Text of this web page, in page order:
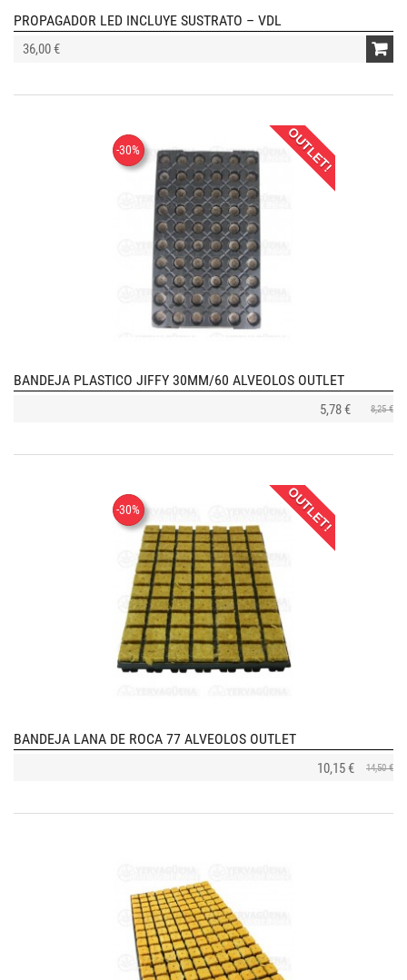
PROPAGADOR LED INCLUYE SUSTRATO – VDL
36,00 €
-30% OUTLET!
BANDEJA PLASTICO JIFFY 30MM/60 ALVEOLOS OUTLET
5,78 € 8,25 €
-30% OUTLET!
BANDEJA LANA DE ROCA 77 ALVEOLOS OUTLET
10,15 € 14,50 €